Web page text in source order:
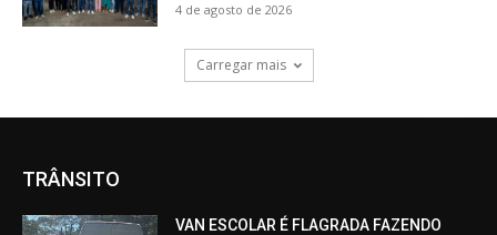
4 de agosto de 2026
Carregar mais
TRÂNSITO
VAN ESCOLAR É FLAGRADA FAZENDO